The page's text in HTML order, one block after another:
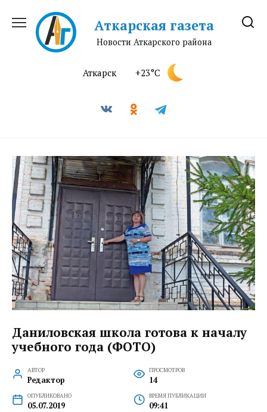
содержанию
Аткарская газета
Новости Аткарского района
Аткарск +23°C
Даниловская школа готова к началу
учебного года (ФОТО)
АВТОР
Редактор
ПРОСМОТРОВ
14
ОПУБЛИКОВАНО
05.07.2019
ВРЕМЯ ПУБЛИКАЦИИ
09:41